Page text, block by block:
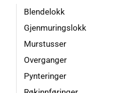
Blendelokk
Gjenmuringslokk
Murstusser
Overganger
Pynteringer